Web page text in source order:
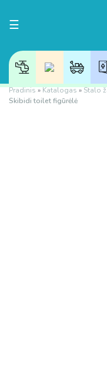
Toggle navigation
☰
Pradinis»Katalogas»Stalo
Skibidi toilet figūrėlė